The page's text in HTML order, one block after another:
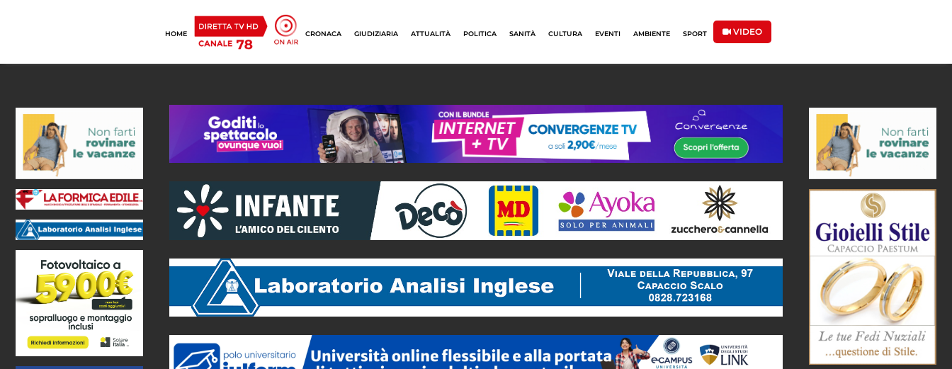
HOME CRONACA GIUDIZIARIA ATTUALITÀ POLITICA SANITÀ CULTURA EVENTI AMBIENTE SPORT VIDEO